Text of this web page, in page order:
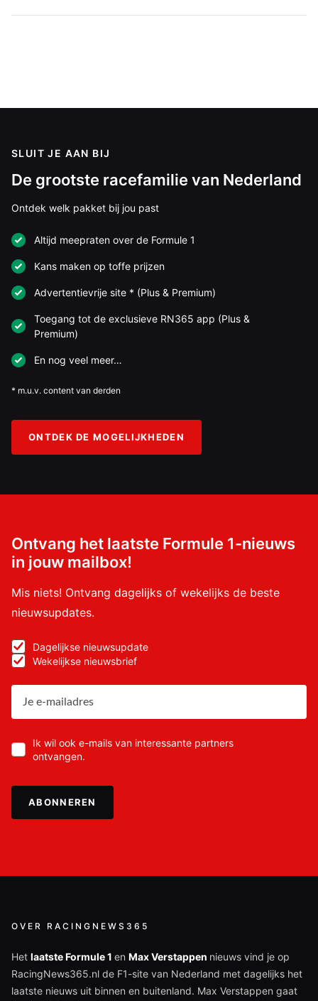
SLUIT JE AAN BIJ
De grootste racefamilie van Nederland
Ontdek welk pakket bij jou past
Altijd meepraten over de Formule 1
Kans maken op toffe prijzen
Advertentievrije site * (Plus & Premium)
Toegang tot de exclusieve RN365 app (Plus &
Premium)
En nog veel meer…
* m.u.v. content van derden
ONTDEK DE MOGELIJKHEDEN
Ontvang het laatste Formule 1-nieuws
in jouw mailbox!
Mis niets! Ontvang dagelijks of wekelijks de beste
nieuwsupdates.
Dagelijkse nieuwsupdate
Wekelijkse nieuwsbrief
Ik wil ook e-mails van interessante partners
ontvangen.
ABONNEREN
OVER RACINGNEWS365
Het laatste Formule 1 en Max Verstappen nieuws vind je op
RacingNews365.nl de F1-site van Nederland met dagelijks het
laatste nieuws uit binnen en buitenland. Max Verstappen gaat